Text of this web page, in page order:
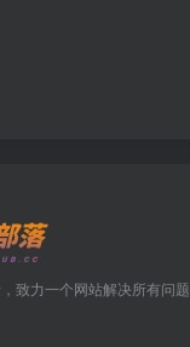
致力一个网站解决所有问题